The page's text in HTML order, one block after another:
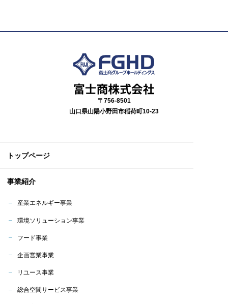
〒756-8501
山口県山陽小野田市稲荷町10-23
トップページ
事業紹介
産業エネルギー事業
環境ソリューション事業
フード事業
企画営業事業
リユース事業
総合空間サービス事業